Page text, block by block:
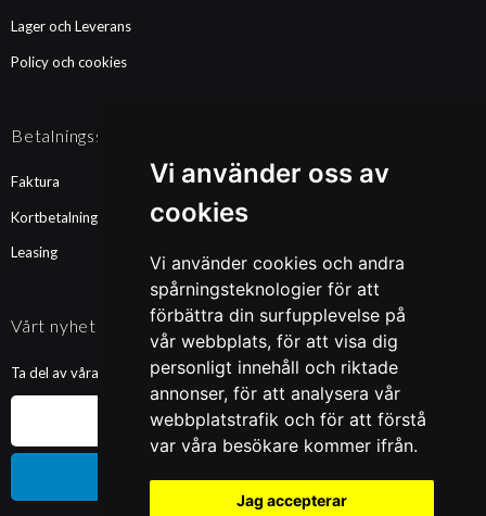
Vi använder oss av
cookies
Vi använder cookies och andra
spårningsteknologier för att
förbättra din surfupplevelse på
vår webbplats, för att visa dig
personligt innehåll och riktade
annonser, för att analysera vår
webbplatstrafik och för att förstå
var våra besökare kommer ifrån.
Jag accepterar
Lager och Leverans
Policy och cookies
Betalningssätt
Faktura
Kortbetalning
Leasing
Vårt nyhetsbrev
Ta del av våra nyheter och kampanjer. Fyll i din mailadress nedan!
Prenumerera